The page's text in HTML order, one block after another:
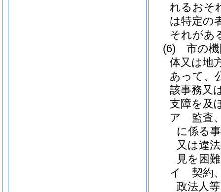
れるおそ
は特定の
それがあ
(6)
市の
体又は地
あって、
該事務又
支障を及
ア
監査
に係る
又は違
見を困
イ
契約
政法人